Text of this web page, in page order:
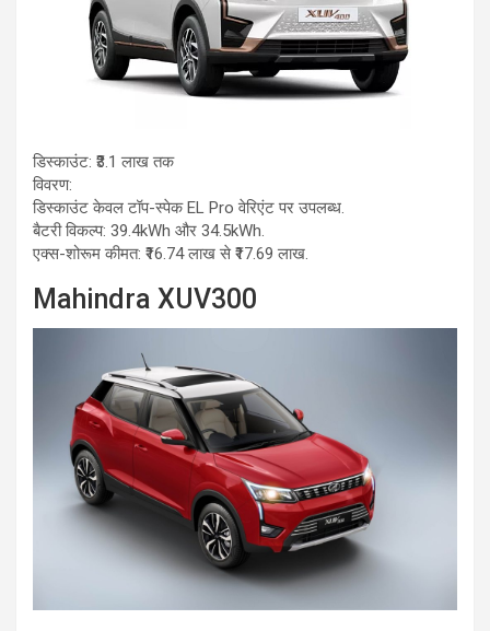
डिस्काउंट: ₹3.1 लाख तक
विवरण:
डिस्काउंट केवल टॉप-स्पेक EL Pro वेरिएंट पर उपलब्ध.
बैटरी विकल्प: 39.4kWh और 34.5kWh.
एक्स-शोरूम कीमत: ₹16.74 लाख से ₹17.69 लाख.
Mahindra XUV300